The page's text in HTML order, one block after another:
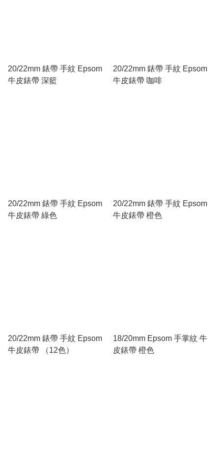
20/22mm 錶帶 手紋 Epsom
牛皮錶帶 深籃
20/22mm 錶帶 手紋 Epsom
牛皮錶帶 咖啡
20/22mm 錶帶 手紋 Epsom
牛皮錶帶 綠色
20/22mm 錶帶 手紋 Epsom
牛皮錶帶 橙色
20/22mm 錶帶 手紋 Epsom
牛皮錶帶 （12色）
18/20mm Epsom 手掌紋 牛
皮錶帶 橙色